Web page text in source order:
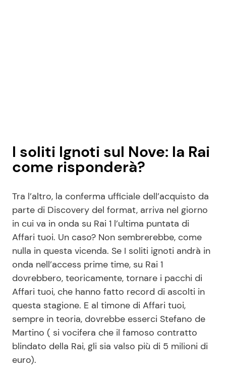
I soliti Ignoti sul Nove: la Rai
come risponderà?
Tra l’altro, la conferma ufficiale dell’acquisto da
parte di Discovery del format, arriva nel giorno
in cui va in onda su Rai 1 l’ultima puntata di
Affari tuoi. Un caso? Non sembrerebbe, come
nulla in questa vicenda. Se I soliti ignoti andrà in
onda nell’access prime time, su Rai 1
dovrebbero, teoricamente, tornare i pacchi di
Affari tuoi, che hanno fatto record di ascolti in
questa stagione. E al timone di Affari tuoi,
sempre in teoria, dovrebbe esserci Stefano de
Martino ( si vocifera che il famoso contratto
blindato della Rai, gli sia valso più di 5 milioni di
euro).